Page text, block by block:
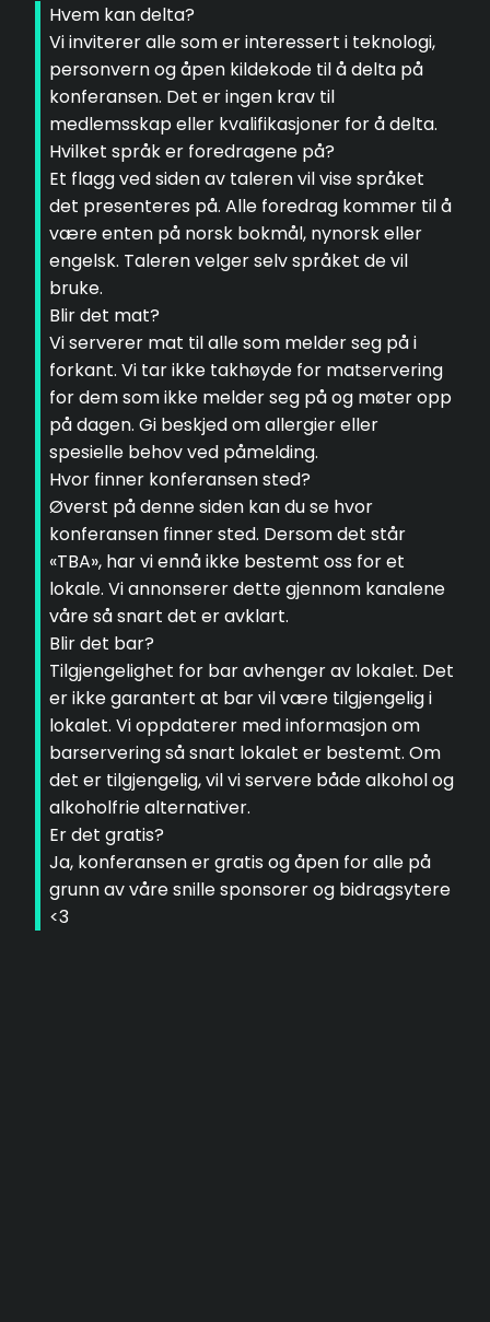
Hvem kan delta?
Vi inviterer alle som er interessert i teknologi,
personvern og åpen kildekode til å delta på
konferansen. Det er ingen krav til
medlemsskap eller kvalifikasjoner for å delta.
Hvilket språk er foredragene på?
Et flagg ved siden av taleren vil vise språket
det presenteres på. Alle foredrag kommer til å
være enten på norsk bokmål, nynorsk eller
engelsk. Taleren velger selv språket de vil
bruke.
Blir det mat?
Vi serverer mat til alle som melder seg på i
forkant. Vi tar ikke takhøyde for matservering
for dem som ikke melder seg på og møter opp
på dagen. Gi beskjed om allergier eller
spesielle behov ved påmelding.
Hvor finner konferansen sted?
Øverst på denne siden kan du se hvor
konferansen finner sted. Dersom det står
«TBA», har vi ennå ikke bestemt oss for et
lokale. Vi annonserer dette gjennom kanalene
våre så snart det er avklart.
Blir det bar?
Tilgjengelighet for bar avhenger av lokalet. Det
er ikke garantert at bar vil være tilgjengelig i
lokalet. Vi oppdaterer med informasjon om
barservering så snart lokalet er bestemt. Om
det er tilgjengelig, vil vi servere både alkohol og
alkoholfrie alternativer.
Er det gratis?
Ja, konferansen er gratis og åpen for alle på
grunn av våre snille sponsorer og bidragsytere
<3